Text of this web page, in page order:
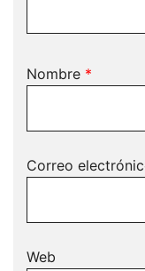
Nombre *
Correo
Web